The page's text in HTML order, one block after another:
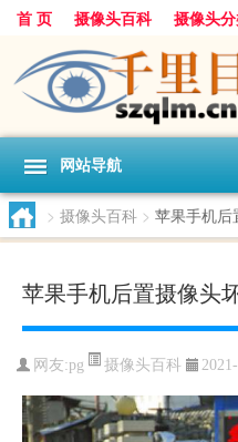
首 页 摄像头百科 摄像头
网站导航
> 摄像头百科 > 苹果手机后
苹果手机后置摄像头
网友:pg 摄像头百科